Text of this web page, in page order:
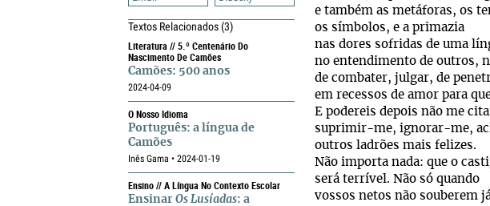
Textos Relacionados(3)
Literatura // 5.º Centenário Do
Nascimento De Camões
Camões: 500 anos
2024-04-09
O Nosso Idioma
Português: a língua de
Camões
Inês Gama • 2024-01-19
Ensino // A Língua No Contexto Escolar
Ensinar Os Lusíadas: a
e também as metáforas, os
os símbolos, e a primazia
nas dores sofridas de uma
no entendimento de outros,
de combater, julgar, de
em recessos de amor para
E podereis depois não me
suprimir-me, ignorar-me,
outros ladrões mais felizes.
Não importa nada: que o
será terrível. Não só quando
vossos netos não souberem